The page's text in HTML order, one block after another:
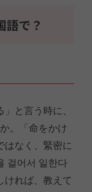
語で？
と言う時に、
。「命をかけ
はなく、緊密に
걸어서 일한다
ければ、教えて